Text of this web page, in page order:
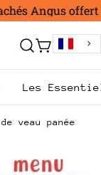
Angus offert
Chariot
Les
veau panée